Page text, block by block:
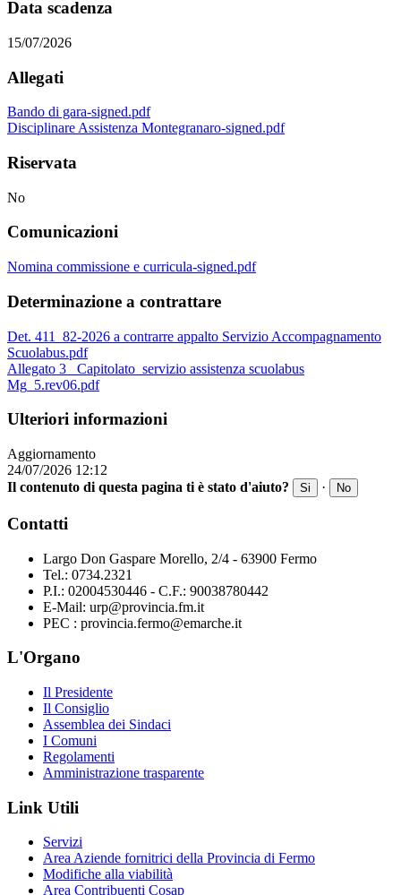
Data scadenza
15/07/2026
Allegati
Bando di gara-signed.pdf
Disciplinare Assistenza Montegranaro-signed.pdf
Riservata
No
Comunicazioni
Nomina commissione e curricula-signed.pdf
Determinazione a contrattare
Det. 411_82-2026 a contrarre appalto Servizio Accompagnamento
Scuolabus.pdf
Allegato 3_ Capitolato_servizio assistenza scuolabus
Mg_5.rev06.pdf
Ulteriori informazioni
Aggiornamento
24/07/2026 12:12
Il contenuto di questa pagina ti è stato d'aiuto?
Si · No
Contatti
Largo Don Gaspare Morello, 2/4 - 63900 Fermo
Tel.: 0734.2321
P.I.: 02004530446 - C.F.: 90038780442
E-Mail: urp@provincia.fm.it
PEC : provincia.fermo@emarche.it
L'Organo
Il Presidente
Il Consiglio
Assemblea dei Sindaci
I Comuni
Regolamenti
Amministrazione trasparente
Link Utili
Servizi
Area Aziende fornitrici della Provincia di Fermo
Modifiche alla viabilità
Area Contribuenti Cosap